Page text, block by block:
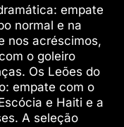
empate
normal e na
nos acréscimos,
o goleiro
Os Leões do
empate com o
e Haiti e a
A seleção